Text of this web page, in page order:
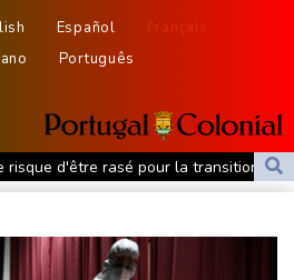
Español
Français
Português
risque d'être rasé pour la transition